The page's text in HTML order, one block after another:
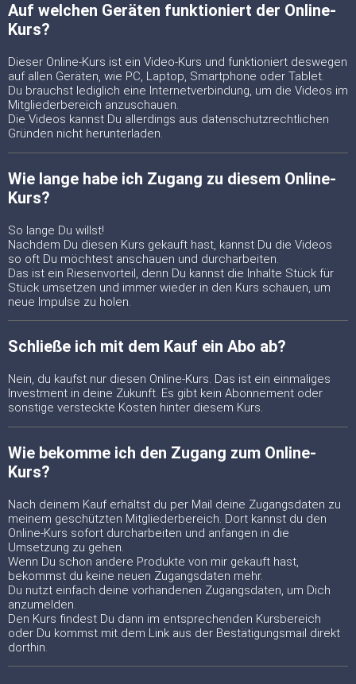
Auf welchen Geräten funktioniert der Online-
Kurs?
Dieser Online-Kurs ist ein Video-Kurs und funktioniert deswegen
auf allen Geräten, wie PC, Laptop, Smartphone oder Tablet.
Du brauchst lediglich eine Internetverbindung, um die Videos im
Mitgliederbereich anzuschauen.
Die Videos kannst Du allerdings aus datenschutzrechtlichen
Gründen nicht herunterladen.
Wie lange habe ich Zugang zu diesem Online-
Kurs?
So lange Du willst!
Nachdem Du diesen Kurs gekauft hast, kannst Du die Videos
so oft Du möchtest anschauen und durcharbeiten.
Das ist ein Riesenvorteil, denn Du kannst die Inhalte Stück für
Stück umsetzen und immer wieder in den Kurs schauen, um
neue Impulse zu holen.
Schließe ich mit dem Kauf ein Abo ab?
Nein, du kaufst nur diesen Online-Kurs. Das ist ein einmaliges
Investment in deine Zukunft. Es gibt kein Abonnement oder
sonstige versteckte Kosten hinter diesem Kurs.
Wie bekomme ich den Zugang zum Online-
Kurs?
Nach deinem Kauf erhältst du per Mail deine Zugangsdaten zu
meinem geschützten Mitgliederbereich. Dort kannst du den
Online-Kurs sofort durcharbeiten und anfangen in die
Umsetzung zu gehen.
Wenn Du schon andere Produkte von mir gekauft hast,
bekommst du keine neuen Zugangsdaten mehr.
Du nutzt einfach deine vorhandenen Zugangsdaten, um Dich
anzumelden.
Den Kurs findest Du dann im entsprechenden Kursbereich
oder Du kommst mit dem Link aus der Bestätigungsmail direkt
dorthin.